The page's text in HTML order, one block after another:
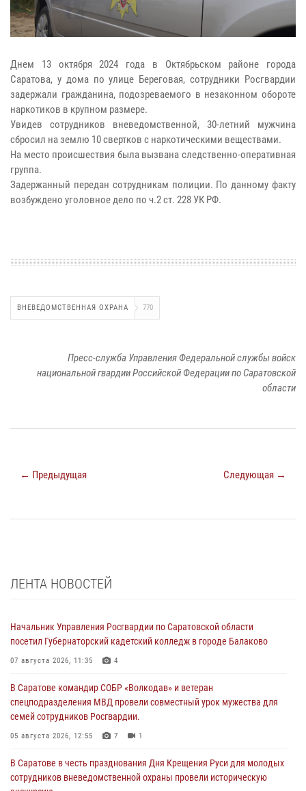
Днем 13 октября 2024 года в Октябрьском районе города
Саратова, у дома по улице Береговая, сотрудники Росгвардии
задержали гражданина, подозреваемого в незаконном обороте
наркотиков в крупном размере.
Увидев сотрудников вневедомственной, 30-летний мужчина
сбросил на землю 10 свертков с наркотическими веществами.
На место происшествия была вызвана следственно-оперативная
группа.
Задержанный передан сотрудникам полиции. По данному факту
возбуждено уголовное дело по ч.2 ст. 228 УК РФ.
ВНЕВЕДОМСТВЕННАЯ ОХРАНА 770
Пресс-служба Управления Федеральной службы войск
национальной гвардии Российской Федерации по Саратовской
области
← Предыдущая Следующая →
ЛЕНТА НОВОСТЕЙ
Начальник Управления Росгвардии по Саратовской области
посетил Губернаторский кадетский колледж в городе Балаково
07 августа 2026, 11:35 4
В Саратове командир СОБР «Волкодав» и ветеран
спецподразделения МВД провели совместный урок мужества для
семей сотрудников Росгвардии.
05 августа 2026, 12:55 7 1
В Саратове в честь празднования Дня Крещения Руси для молодых
сотрудников вневедомственной охраны провели историческую